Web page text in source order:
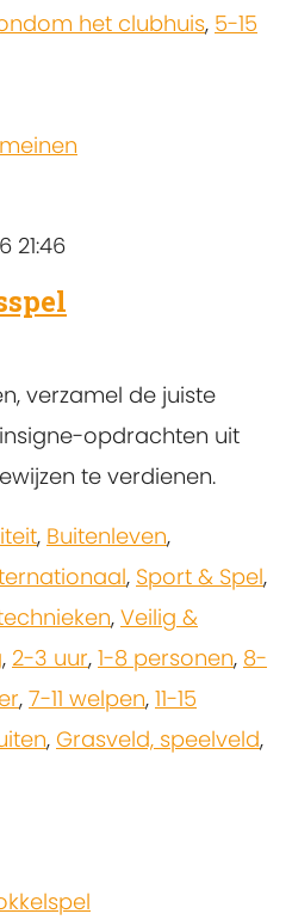
het clubhuis, 5-15
21:46
verzamel de juiste
opdrachten uit
te verdienen.
, Buitenleven,
, Sport & Spel,
, Veilig &
, 2-3 uur, 1-8 personen, 8-
, 7-11 welpen, 11-15
, Grasveld, speelveld,